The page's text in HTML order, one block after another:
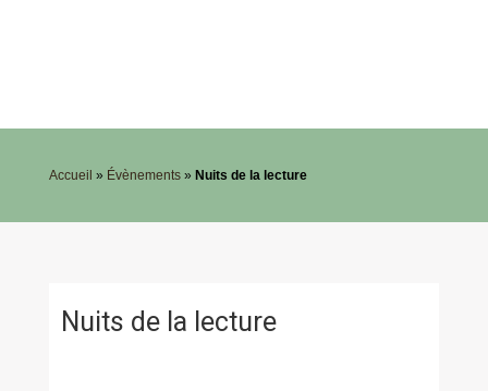
Accueil » Évènements» Nuits de la lecture
Nuits de la lecture